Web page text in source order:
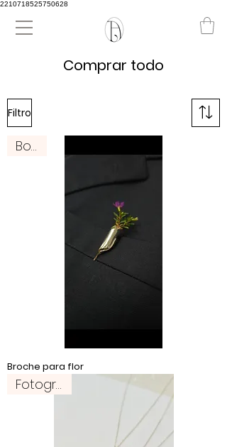
2210718525750628
Comprar todo
Filtro
Boda
Broche para flor
Fotografía